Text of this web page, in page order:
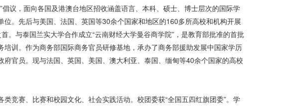
议，面向各国及港澳台地区招收涵盖语言、本科、硕士、博士层次的国际学
。先后与美国、法国、英国等30余个国家和地区的160多所高校和机构开展
。与泰国兰实大学合作成立“云南财经大学曼谷商学院”，是教育部批准的首批
训。作为商务部国际商务官员研修基地，承办了商务部援助发展中国家学历
官员。现与法国、英国、美国、澳大利亚、泰国、缅甸等40余个国家的高校
竞赛、比赛和校园文化、社会实践活动。校团委获“全国五四红旗团委”。学